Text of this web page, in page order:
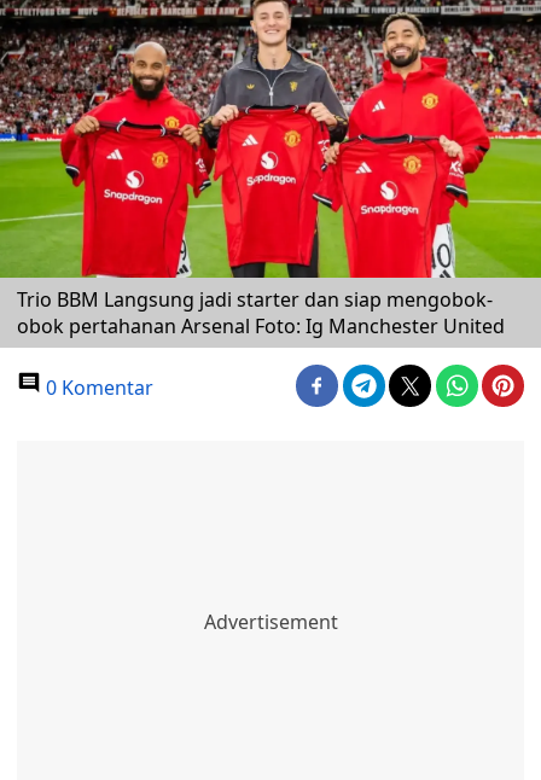
Trio BBM Langsung jadi starter dan siap mengobok-
obok pertahanan Arsenal Foto: Ig Manchester United
0 Komentar